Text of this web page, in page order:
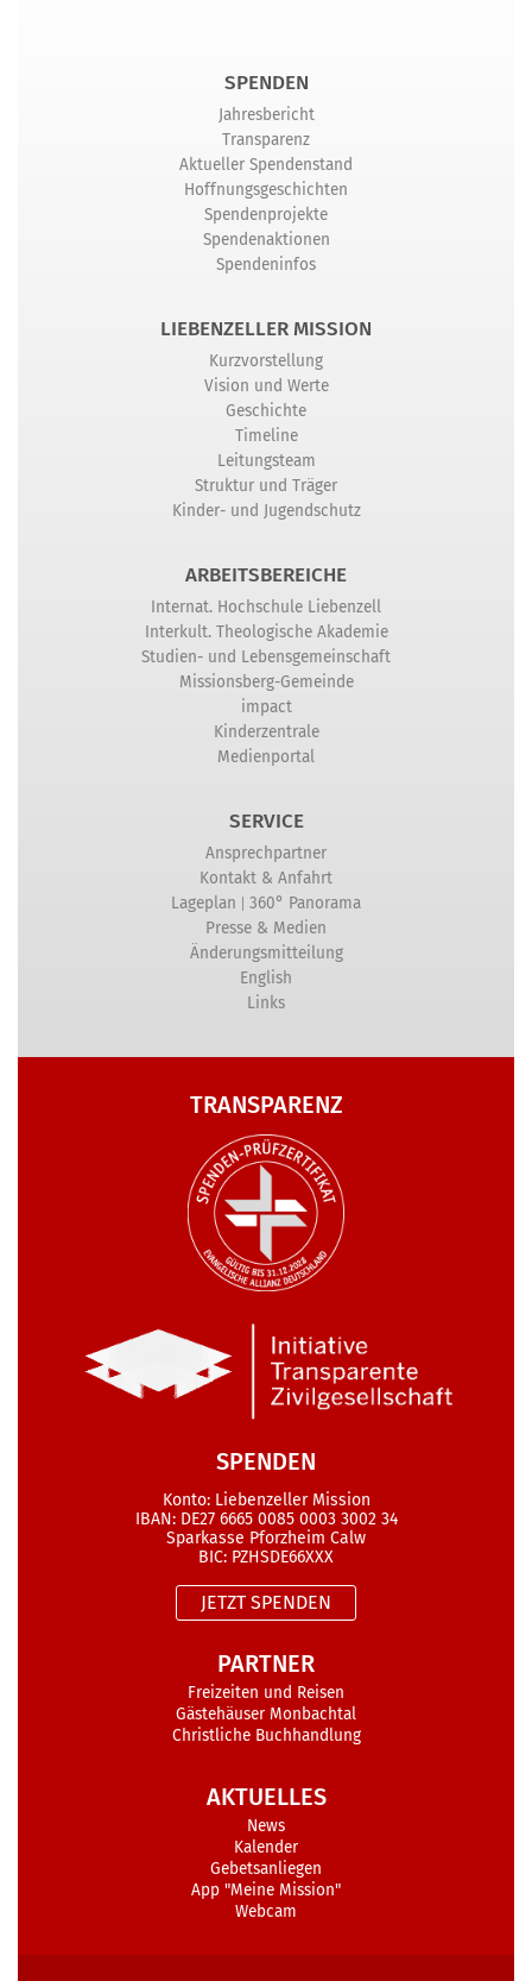
SPENDEN
Jahresbericht
Transparenz
Aktueller Spendenstand
Hoffnungsgeschichten
Spendenprojekte
Spendenaktionen
Spendeninfos
LIEBENZELLER MISSION
Kurzvorstellung
Vision und Werte
Geschichte
Timeline
Leitungsteam
Struktur und Träger
Kinder- und Jugendschutz
ARBEITSBEREICHE
Internat. Hochschule Liebenzell
Interkult. Theologische Akademie
Studien- und Lebensgemeinschaft
Missionsberg-Gemeinde
impact
Kinderzentrale
Medienportal
SERVICE
Ansprechpartner
Kontakt & Anfahrt
Lageplan | 360° Panorama
Presse & Medien
Änderungsmitteilung
English
Links
TRANSPARENZ
SPENDEN
Konto: Liebenzeller Mission
IBAN: DE27 6665 0085 0003 3002 34
Sparkasse Pforzheim Calw
BIC: PZHSDE66XXX
JETZT SPENDEN
PARTNER
Freizeiten und Reisen
Gästehäuser Monbachtal
Christliche Buchhandlung
AKTUELLES
News
Kalender
Gebetsanliegen
App "Meine Mission"
Webcam